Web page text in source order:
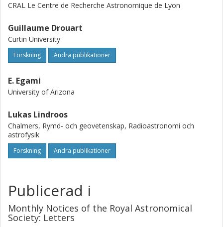
CRAL Le Centre de Recherche Astronomique de Lyon
Guillaume Drouart
Curtin University
Forskning Andra publikationer
E. Egami
University of Arizona
Lukas Lindroos
Chalmers, Rymd- och geovetenskap, Radioastronomi och
astrofysik
Forskning Andra publikationer
Publicerad i
Monthly Notices of the Royal Astronomical
Society: Letters